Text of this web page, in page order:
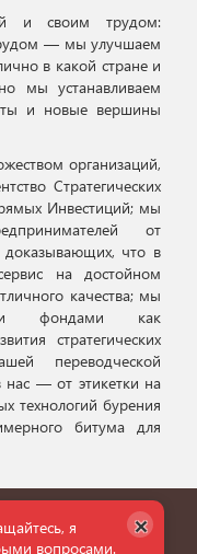
и своим трудом:
— мы улучшаем
в какой стране и
мы устанавливаем
и новые вершины
организаций,
Стратегических
Инвестиций; мы
от
доказывающих, что в
на достойном
качества; мы
фондами как
стратегических
переводческой
— от этикетки на
технологий бурения
битума для
дом 6/1,я
вопросами.
×